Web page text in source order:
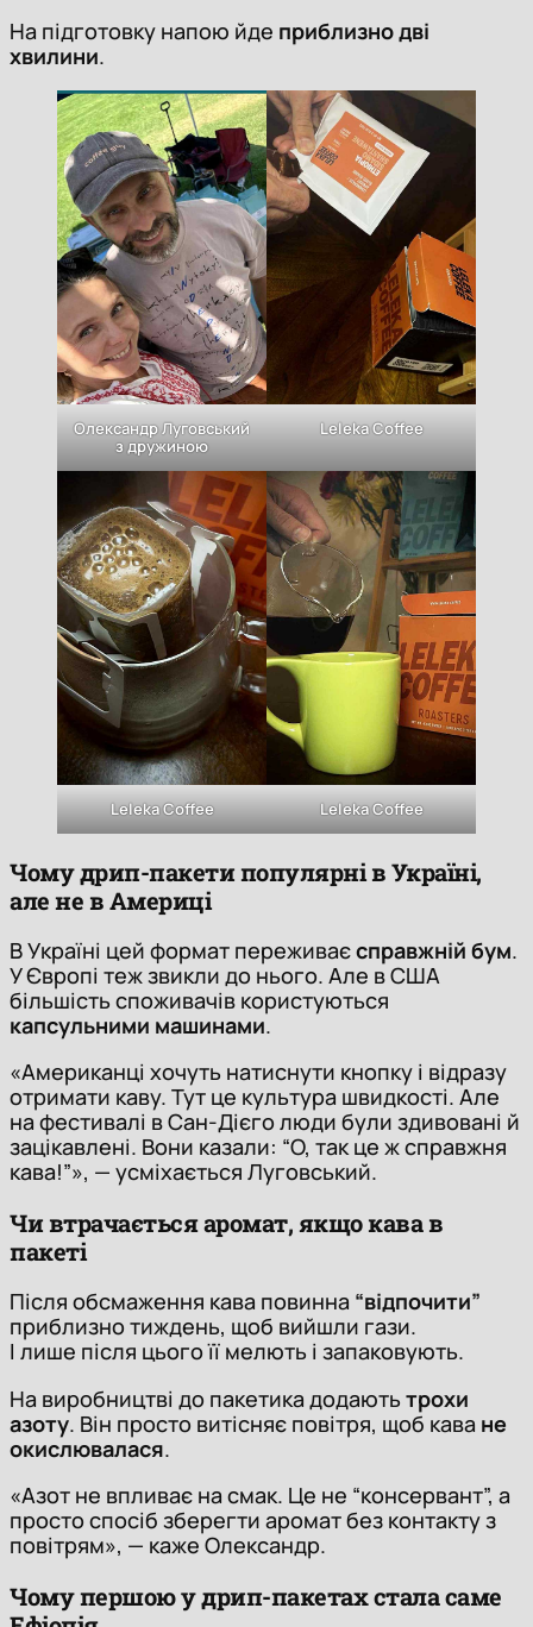
На підготовку напою йде приблизно дві
хвилини.
Олександр Луговський
з дружиною
Leleka Coffee
Leleka Coffee Leleka Coffee
Чому дрип-пакети популярні в Україні,
але не в Америці
В Україні цей формат переживаєсправжній бум.
У Європі теж звикли до нього. Але в США
більшість споживачів користуються
капсульними машинами.
«Американці хочуть натиснути кнопку і відразу
отримати каву. Тут це культура швидкості. Але
на фестивалі в Сан-Дієго люди були здивовані й
зацікавлені. Вони казали: “О, так це ж справжня
кава!”», — усміхається Луговський.
Чи втрачається аромат, якщо кава в
пакеті
Після обсмаження кава повинна “відпочити”
приблизно тиждень, щоб вийшли гази.
І лише після цього її мелють і запаковують.
На виробництві до пакетика додаютьтрохи
азоту. Він просто витісняє повітря, щоб кава не
окислювалася.
«Азот не впливає на смак. Це не “консервант”, а
просто спосіб зберегти аромат без контакту з
повітрям», — каже Олександр.
Чому першою у дрип-пакетах стала саме